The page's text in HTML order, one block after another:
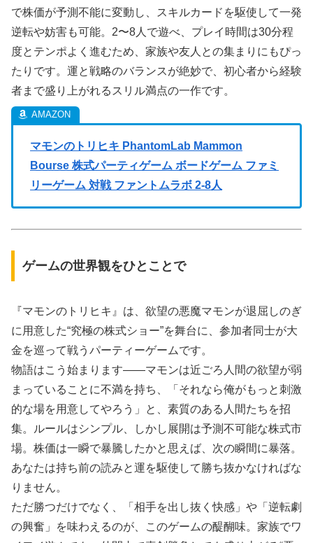
で株価が予測不能に変動し、スキルカードを駆使して一発
逆転や妨害も可能。2〜8人で遊べ、プレイ時間は30分程
度とテンポよく進むため、家族や友人との集まりにもぴっ
たりです。運と戦略のバランスが絶妙で、初心者から経験
者まで盛り上がれるスリル満点の一作です。
マモンのトリヒキ PhantomLab Mammon
Bourse 株式パーティゲーム ボードゲーム ファミ
リーゲーム 対戦 ファントムラボ 2-8人
ゲームの世界観をひとことで
『マモンのトリヒキ』は、欲望の悪魔マモンが退屈しのぎ
に用意した“究極の株式ショー”を舞台に、参加者同士が大
金を巡って戦うパーティーゲームです。
物語はこう始まります――マモンは近ごろ人間の欲望が弱
まっていることに不満を持ち、「それなら俺がもっと刺激
的な場を用意してやろう」と、素質のある人間たちを招
集。ルールはシンプル、しかし展開は予測不可能な株式市
場。株価は一瞬で暴騰したかと思えば、次の瞬間に暴落。
あなたは持ち前の読みと運を駆使して勝ち抜かなければな
りません。
ただ勝つだけでなく、「相手を出し抜く快感」や「逆転劇
の興奮」を味わえるのが、このゲームの醍醐味。家族でワ